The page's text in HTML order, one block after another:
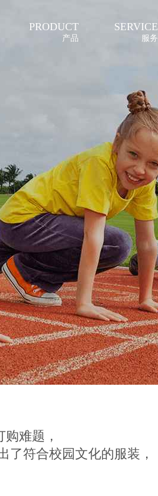
SERVICE
服务
PRODUCT
产品
难题，
了符合校园文化的服装，